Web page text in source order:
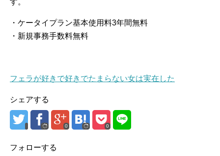
す。
・ケータイプラン基本使用料3年間無料
・新規事務手数料無料
フェラが好きで好きでたまらない女は実在した
シェアする
0 0
フォローする